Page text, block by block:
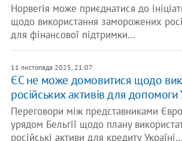
Норвегія може приєднатися до
щодо використання заморожених
для фінансової підтримки…
11 листопада 2025, 21:07
ЄС не може домовитися щодо
російських активів для допомоги
Переговори між представниками
урядом Бельгії щодо плану
російські активи для кредиту Україні…